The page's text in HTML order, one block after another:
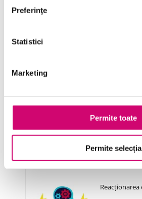
Preferinţe
Statistici
Marketing
Permite toate
Permite selecția
Project Management
Transformare Digitală
Cursuri Similare